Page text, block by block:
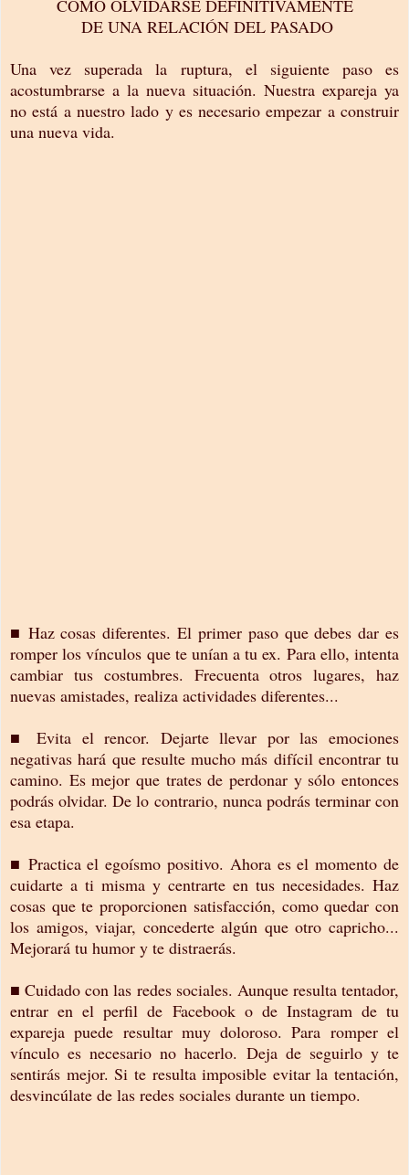
CÓMO OLVIDARSE DEFINITIVAMENTE
DE UNA RELACIÓN DEL PASADO
Una vez superada la ruptura, el siguiente paso es
acostumbrarse a la nueva situación. Nuestra expareja ya
no está a nuestro lado y es necesario empezar a construir
una nueva vida.
■ Haz cosas diferentes. El primer paso que debes dar es
romper los vínculos que te unían a tu ex. Para ello, intenta
cambiar tus costumbres. Frecuenta otros lugares, haz
nuevas amistades, realiza actividades diferentes...
■ Evita el rencor. Dejarte llevar por las emociones
negativas hará que resulte mucho más difícil encontrar tu
camino. Es mejor que trates de perdonar y sólo entonces
podrás olvidar. De lo contrario, nunca podrás terminar con
esa etapa.
■ Practica el egoísmo positivo. Ahora es el momento de
cuidarte a ti misma y centrarte en tus necesidades. Haz
cosas que te proporcionen satisfacción, como quedar con
los amigos, viajar, concederte algún que otro capricho...
Mejorará tu humor y te distraerás.
■ Cuidado con las redes sociales. Aunque resulta tentador,
entrar en el perfil de Facebook o de Instagram de tu
expareja puede resultar muy doloroso. Para romper el
vínculo es necesario no hacerlo. Deja de seguirlo y te
sentirás mejor. Si te resulta imposible evitar la tentación,
desvincúlate de las redes sociales durante un tiempo.